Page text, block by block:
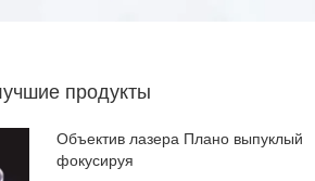
продукты
Объектив лазера Плано выпуклый
фокусируя